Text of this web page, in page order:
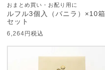
おまとめ買い・お配り用に
ルフル3個入（バニラ）×10箱
セット
6,264 税込